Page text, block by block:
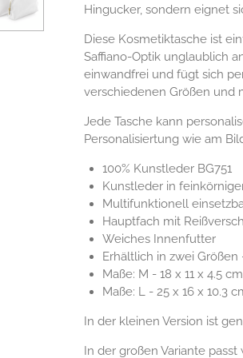
Hingucker, sondern eignet
Diese Kosmetiktasche ist
Saffiano-Optik unglaublich
einwandfrei und fügt sich
verschiedenen Größen und
Jede Tasche kann
Personalisiertung wie am
100% Kunstleder BG751
Kunstleder in
Multifunktionell
Hauptfach mit
Weiches Innenfutter
Erhältlich in zwei Größen
Maße: M - 18 x 11 x 4.5 cm
Maße: L - 25 x 16 x 10.3
In der kleinen Version ist
In der großen Variante